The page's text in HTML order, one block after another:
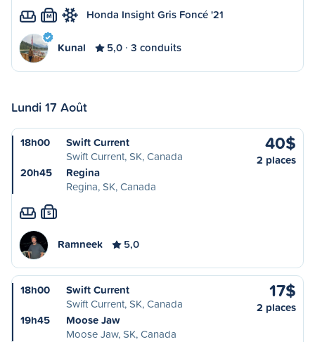
M Honda Insight Gris Foncé '21
Kunal 5,0 3 conduits
Lundi 17 Août
18h00
Swift Current
Swift Current, SK, Canada
20h45
Regina
Regina, SK, Canada
40$
2 places
S
Ramneek 5,0
18h00
Swift Current
Swift Current, SK, Canada
19h45
Moose Jaw
Moose Jaw, SK, Canada
17$
2 places